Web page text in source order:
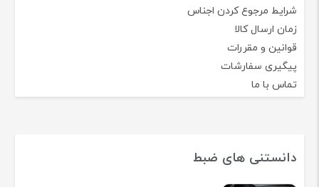
شرایط مرجوع کردن اجناس
زمان ارسال کالا
قوانین و مقررات
پیگیری سفارشات
تماس با ما
دانستنی های ضبط